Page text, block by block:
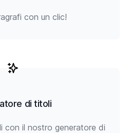
con un clic!
di titoli
con il nostro generatore di